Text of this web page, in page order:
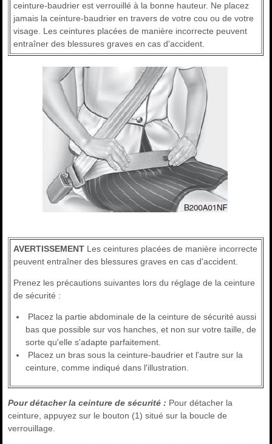
ceinture-baudrier est verrouillé à la bonne hauteur. Ne placez
jamais la ceinture-baudrier en travers de votre cou ou de votre
visage. Les ceintures placées de manière incorrecte peuvent
entraîner des blessures graves en cas d'accident.
AVERTISSEMENT Les ceintures placées de manière incorrecte
peuvent entraîner des blessures graves en cas d'accident.
Prenez les précautions suivantes lors du réglage de la ceinture
de sécurité :
Placez la partie abdominale de la ceinture de sécurité aussi
bas que possible sur vos hanches, et non sur votre taille, de
sorte qu'elle s'adapte parfaitement.
Placez un bras sous la ceinture-baudrier et l'autre sur la
ceinture, comme indiqué dans l'illustration.
Pour détacher la ceinture de sécurité : Pour détacher la
ceinture, appuyez sur le bouton (1) situé sur la boucle de
verrouillage.